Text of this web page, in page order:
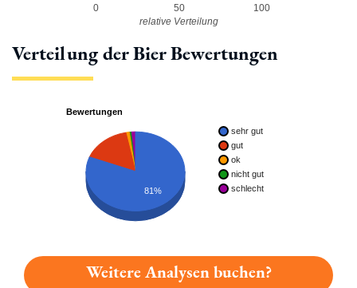
0 50 100
relative Verteilung
Verteilung der Bier Bewertungen
Bewertungen
sehr gut
gut
ok
nicht gut
schlecht
81%
Weitere Analysen buchen?